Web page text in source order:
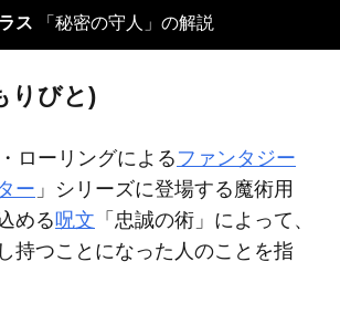
ス 「秘密の守人」の解説
りびと)
ローリングによる ファンタジー
ー 」シリーズに登場する魔術用
める呪文 「忠誠の術」によって、
持つことになった人のことを指